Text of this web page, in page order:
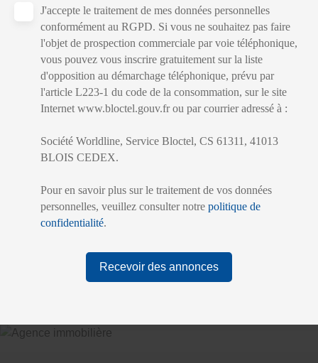
J'accepte le traitement de mes données personnelles
conformément au RGPD. Si vous ne souhaitez pas faire
l'objet de prospection commerciale par voie téléphonique,
vous pouvez vous inscrire gratuitement sur la liste
d'opposition au démarchage téléphonique, prévu par
l'article L223-1 du code de la consommation, sur le site
Internet www.bloctel.gouv.fr ou par courrier adressé à :
Société Worldline, Service Bloctel, CS 61311, 41013
BLOIS CEDEX.
Pour en savoir plus sur le traitement de vos données
personnelles, veuillez consulter notre politique de
confidentialité.
Recevoir des annonces